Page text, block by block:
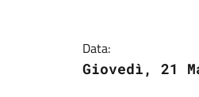
Data:
Giovedì, 21